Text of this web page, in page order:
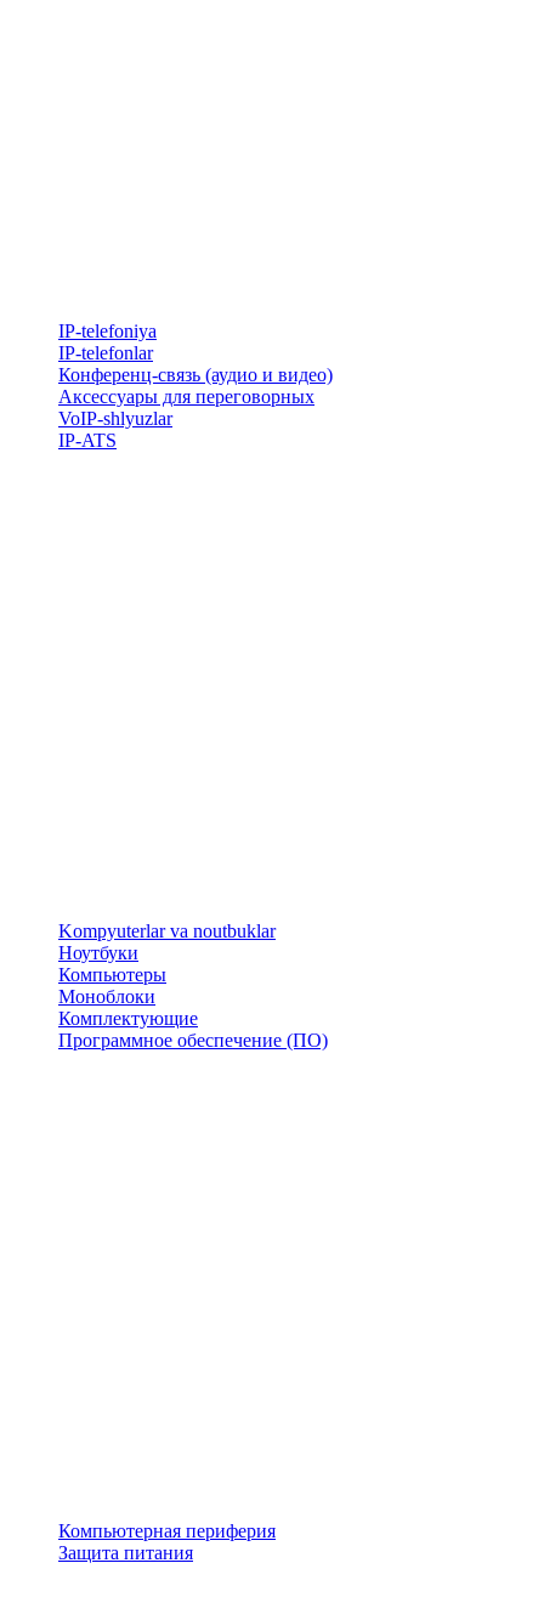
IP-telefoniya
​IP-telefonlar
Конференц-связь (аудио и видео)
Аксессуары для переговорных
VoIP-shlyuzlar
IP-ATS
​Kompyuterlar va noutbuklar
Ноутбуки
Компьютеры
Моноблоки
Комплектующие
Программное обеспечение (ПО)
Компьютерная периферия
Защита питания